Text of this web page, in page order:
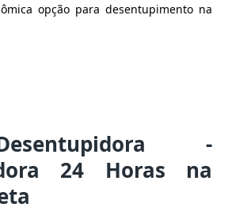
opção para desentupimento na
-
24 Horas na